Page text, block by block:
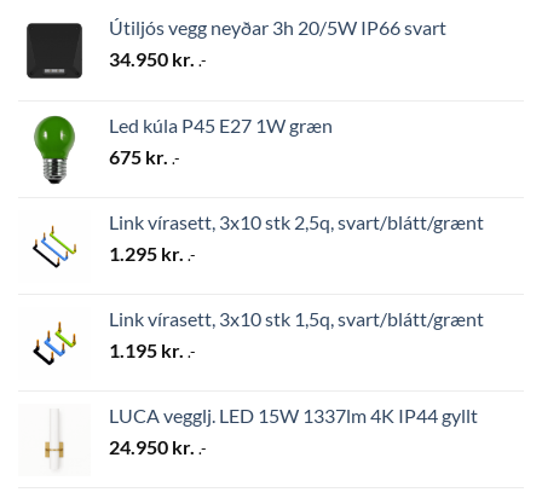
Útiljós vegg neyðar 3h 20/5W IP66 svart
34.950 kr. .-
Led kúla P45 E27 1W græn
675 kr. .-
Link vírasett, 3x10 stk 2,5q, svart/blátt/grænt
1.295 kr. .-
Link vírasett, 3x10 stk 1,5q, svart/blátt/grænt
1.195 kr. .-
LUCA vegglj. LED 15W 1337lm 4K IP44 gyllt
24.950 kr. .-